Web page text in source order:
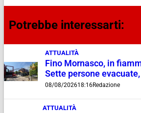
Potrebbe interessarti:
ATTUALITÀ
Fino Mornasco, in
Sette persone
08/08/202618:16Redazione
ATTUALITÀ